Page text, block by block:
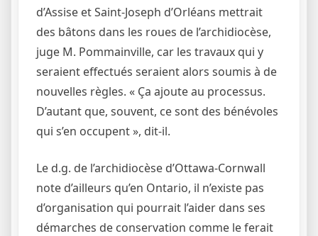
d’Assise et Saint-Joseph d’Orléans mettrait
des bâtons dans les roues de l’archidiocèse,
juge M. Pommainville, car les travaux qui y
seraient effectués seraient alors soumis à de
nouvelles règles. « Ça ajoute au processus.
D’autant que, souvent, ce sont des bénévoles
qui s’en occupent », dit-il.
Le d.g. de l’archidiocèse d’Ottawa-Cornwall
note d’ailleurs qu’en Ontario, il n’existe pas
d’organisation qui pourrait l’aider dans ses
démarches de conservation comme le ferait